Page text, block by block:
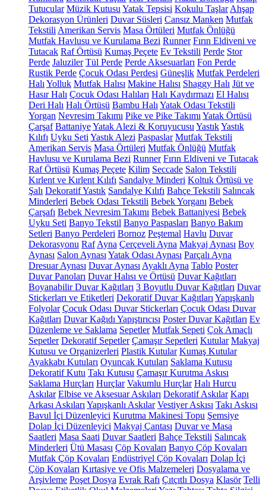
Tutucular Müzik Kutusu Yatak Tepsisi Kokulu Taşlar Ahşap
Dekorasyon Ürünleri Duvar Süsleri Cansız Manken Mutfak
Tekstili Amerikan Servis Masa Örtüleri Mutfak Önlüğü
Mutfak Havlusu ve Kurulama Bezi Runner Fırın Eldiveni ve
Tutacak Raf Örtüsü Kumaş Peçete Ev Tekstili Perde Stor
Perde Jaluziler Tül Perde Perde Aksesuarları Fon Perde
Rustik Perde Çocuk Odası Perdesi Güneşlik Mutfak Perdeleri
Halı Yolluk Mutfak Halısı Makine Halısı Shaggy Halı Jüt ve
Hasır Halı Çocuk Odası Halıları Halı Kaydırmazı El Halısı
Deri Halı Halı Örtüsü Bambu Halı Yatak Odası Tekstili
Yorgan Nevresim Takımı Pike ve Pike Takımı Yatak Örtüsü
Çarşaf BattaniyeYatak Alezi & Koruyucusu YastıkYastık
Kılıfı Uyku Seti Yastık Alezi Paspaslar Mutfak Tekstili
Amerikan Servis Masa Örtüleri Mutfak Önlüğü Mutfak
Havlusu ve Kurulama Bezi Runner Fırın Eldiveni ve Tutacak
Raf Örtüsü Kumaş Peçete Kilim Seccade Salon Tekstili
Kırlent ve Kırlent Kılıfı Sandalye Minderi Koltuk Örtüsü ve
Şalı Dekoratif Yastık Sandalye Kılıfı Bahçe Tekstili Salıncak
Minderleri Bebek Odası Tekstili Bebek Yorganı Bebek
Çarşafı Bebek Nevresim Takımı Bebek Battaniyesi Bebek
Uyku Seti Banyo Tekstil Banyo Paspasları Banyo Bakım
Setleri Banyo Perdeleri Bornoz Peştemal Havlu Duvar
Dekorasyonu Raf Ayna Çerçeveli Ayna Makyaj Aynası Boy
Aynası Salon Aynası Yatak Odası Aynası Parçalı Ayna
Dresuar Aynası Duvar Aynası Ayaklı Ayna Tablo Poster
Duvar Panoları Duvar Halısı ve Örtüsü Duvar Kağıtları
Boyanabilir Duvar Kağıtları 3 Boyutlu Duvar Kağıtları Duvar
Stickerları ve Etiketleri Dekoratif Duvar Kağıtları Yapışkanlı
Folyolar Çocuk Odası Duvar Stickerları Çocuk Odası Duvar
Kağıtları Duvar Kağıdı Yapıştırıcısı Poster Duvar Kağıtları Ev
Düzenleme ve Saklama Sepetler Mutfak Sepeti Çok Amaçlı
Sepetler Dekoratif Sepetler Çamaşır Sepetleri Kutular Makyaj
Kutusu ve Organizerleri Plastik Kutular Kumaş Kutular
Ayakkabı Kutuları Oyuncak Kutuları Saklama Kutusu
Dekoratif Kutu Takı Kutusu Çamaşır Kurutma Askısı
Saklama Hurçları Hurçlar Vakumlu Hurçlar Halı Hurcu
Askılar Elbise ve Aksesuar Askıları Dekoratif Askılar Kapı
Arkası Askıları Yapışkanlı Askılar Vestiyer Askısı Takı Askısı
Bavul İçi Düzenleyici Kurutma Makinesi Topu Şemsiye
Dolap İçi Düzenleyici Makyaj Çantası Duvar ve Masa
Saatleri Masa Saati Duvar Saatleri Bahçe Tekstili Salıncak
Minderleri Ütü Masası Çöp Kovaları Banyo Çöp Kovaları
Mutfak Çöp Kovaları Endüstriyel Çöp Kovaları Dolap İçi
Çöp Kovaları Kırtasiye ve Ofis Malzemeleri Dosyalama ve
Arşivleme Poşet Dosya Evrak Rafı Çıtçıtlı Dosya Klasör Telli